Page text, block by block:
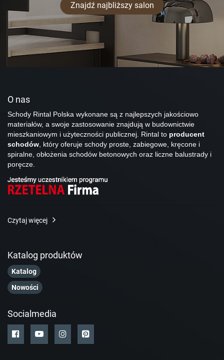
Znajdź najbliższy salon
O nas
Schody Rintal Polska wykonane są z najlepszych jakościowo
materiałów, a swoje zastosowanie znajdują w budownictwie
mieszkaniowym i użyteczności publicznej. Rintal to producent
schodów, który oferuje schody proste, zabiegowe, kręcone i
spiralne, obłożenia schodów betonowych oraz liczne balustrady i
poręcze.
Czytaj więcej
Katalog produktów
Katalog
Nowości
Socialmedia